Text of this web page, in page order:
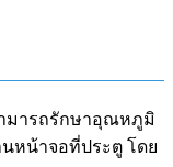
ามารถรักษาอุณหภูมิ
หน้าจอที่ประตู โดย